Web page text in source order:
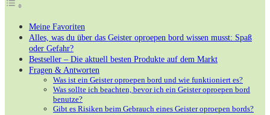
Meine Favoriten
Alles, was du über das Geister oproepen bord wissen musst: Spaß
oder Gefahr?
Bestseller – Die aktuell besten Produkte auf dem Markt
Fragen & Antworten
Was ist ein Geister oproepen bord und wie funktioniert es?
Was sollte ich beachten, bevor ich ein Geister oproepen bord
benutze?
Gibt es Risiken beim Gebrauch eines Geister oproepen bords?